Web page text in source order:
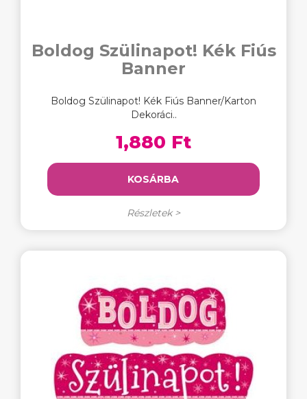
Boldog Szülinapot! Kék Fiús
Banner
Boldog Szülinapot! Kék Fiús Banner/Karton
Dekoráci..
1,880 Ft
KOSÁRBA
Részletek >